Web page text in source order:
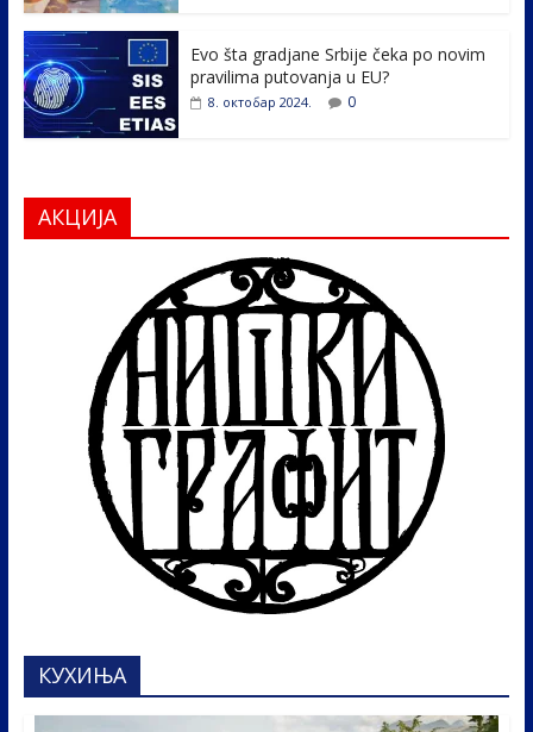
Evo šta gradjane Srbije čeka po novim
pravilima putovanja u EU?
8. октобар 2024. 0
АКЦИЈА
КУХИЊА